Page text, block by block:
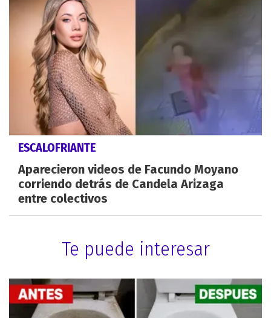
ESCALOFRIANTE
Aparecieron videos de Facundo Moyano
corriendo detrás de Candela Arizaga
entre colectivos
Te puede interesar